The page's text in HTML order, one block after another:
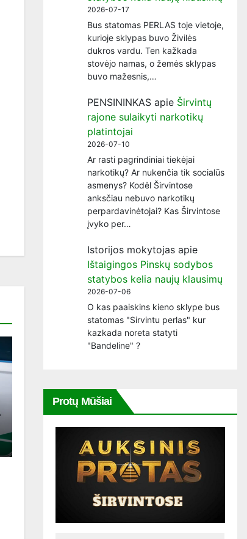
2026-07-17
Bus statomas PERLAS toje vietoje,
kurioje sklypas buvo Živilės
dukros vardu. Ten kažkada
stovėjo namas, o žemės sklypas
buvo mažesnis,…
PENSININKAS apie Širvintų
rajone sulaikyti narkotikų
platintojai
2026-07-10
Ar rasti pagrindiniai tiekėjai
narkotikų? Ar nukenčia tik socialūs
asmenys? Kodėl Širvintose
anksčiau nebuvo narkotikų
perpardavinėtojai? Kas Širvintose
įvyko per…
Istorijos mokytojas apie
Ištaigingos Pinskų sodybos
statybos kelia naujų klausimų
2026-07-06
O kas paaiskins kieno sklype bus
statomas "Sirvintu perlas" kur
kazkada noreta statyti
"Bandeline" ?
Protų Mūšiai